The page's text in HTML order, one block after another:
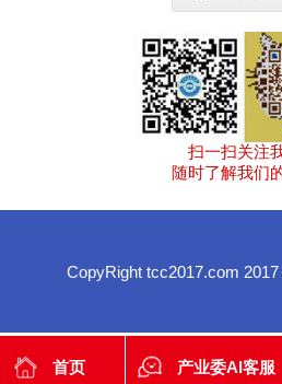
首页 产业委AI客服
扫一扫关注
随时了解我们
CopyRight tcc2017.com